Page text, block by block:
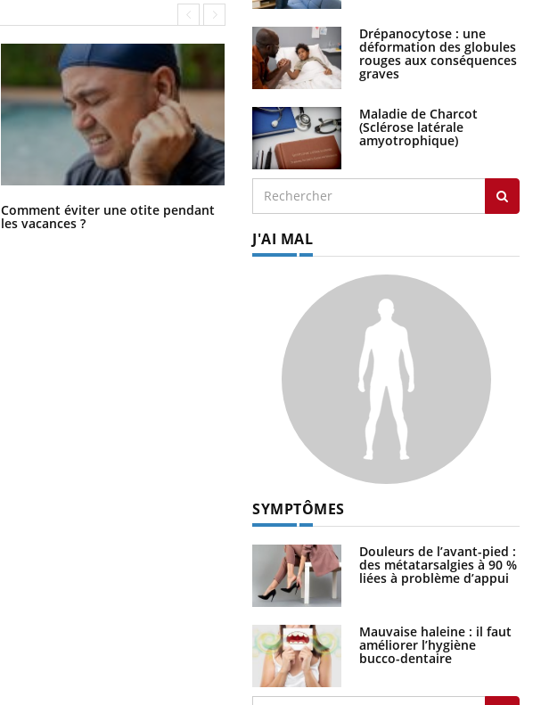
Comment éviter une otite pendant
les vacances ?
Hantavirus : un cas détecté chez un
touriste en France
Drépanocytose : une
déformation des globules
rouges aux conséquences
graves
Maladie de Charcot
(Sclérose latérale
amyotrophique)
J'AI MAL
SYMPTÔMES
Douleurs de l’avant-pied :
des métatarsalgies à 90 %
liées à problème d’appui
Mauvaise haleine : il faut
améliorer l’hygiène
bucco-dentaire